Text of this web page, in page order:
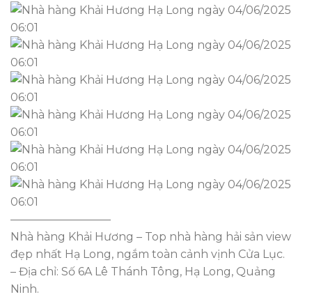
—————————
Nhà hàng Khải Hương – Top nhà hàng hải sản view
đẹp nhất Hạ Long, ngắm toàn cảnh vịnh Cửa Lục.
– Địa chỉ: Số 6A Lê Thánh Tông, Hạ Long, Quảng
Ninh.